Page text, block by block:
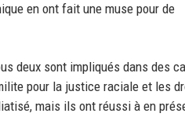
en ont fait une muse pour de
deux sont impliqués dans des
pour la justice raciale et les
mais ils ont réussi à en